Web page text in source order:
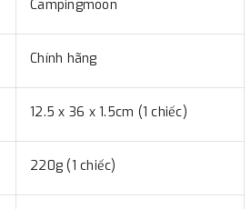
Campingmoon
Chính hãng
12.5 x 36 x 1.5cm (1 chiếc)
220g (1 chiếc)